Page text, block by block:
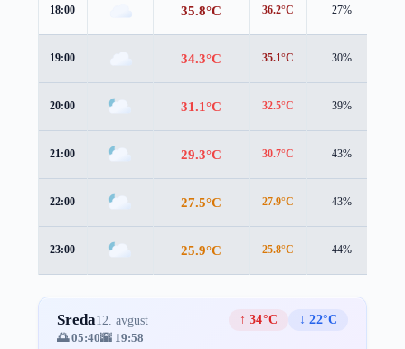
18:00 35.8°C 36.2°C 27%
19:00 34.3°C 35.1°C 30%
20:00 31.1°C 32.5°C 39%
21:00 29.3°C 30.7°C 43%
22:00 27.5°C 27.9°C 43%
23:00 25.9°C 25.8°C 44%
Sreda12. avgust ↑ 34°C
↓ 22°C
🌅 05:40🌇 19:58